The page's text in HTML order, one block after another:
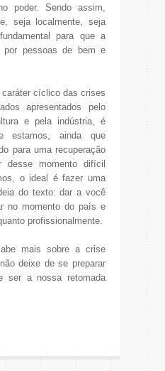
poder. Sendo assim,
seja localmente, seja
para que a
por pessoas de bem e
cíclico das crises
apresentados pelo
e pela indústria, é
estamos, ainda que
para uma recuperação
desse momento difícil
o ideal é fazer uma
do texto: dar a você
no momento do país e
profissionalmente.
mais sobre a crise
deixe de se preparar
ser a nossa retomada